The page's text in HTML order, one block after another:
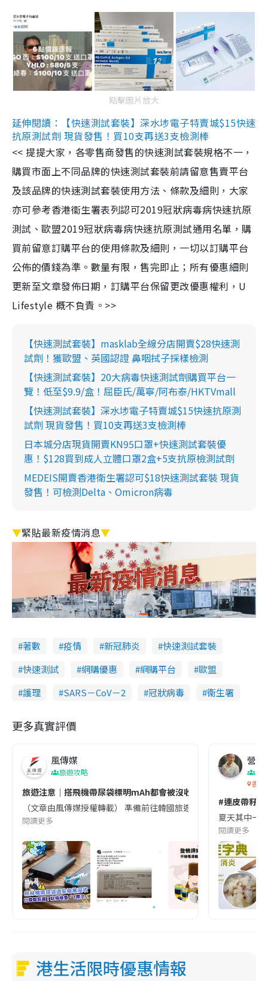
點擊圖片放大
延伸閱讀：【快速測試套裝】深水埗電子特賣城$15快速
抗原測試劑 現貨發售！買10支再送3支檢測棒
<< 提提大家，各零售商發售的快速測試套裝規格不一，
購買市面上不同品牌的快速測試套裝前請留意售賣平台
及該品牌的快速測試套裝使用方法、條款及細則，大家
亦可參考香港衞生署表列認可2019冠狀病毒病快速抗原
測試、歐盟2019冠狀病毒病快速抗原測試通用名單，購
買前留意訂購平台的使用條款及細則，一切以訂購平台
公佈的價錢為準。數量有限，售完即止；所有優惠細則
更新至文章發佈日期，訂購平台保留更改優惠權利，U
Lifestyle 概不負責。>>
【快速測試套裝】masklab全線分店開賣$28快速測
試劑！獲歐盟、英國認證 鼻咽拭子採樣檢測
【快速測試套裝】20大病毒快速測試劑購買平台一
覽！低至$9.9/盒！屈臣氏/萬寧/阿布泰/HKTVmall
【快速測試套裝】深水埗電子特賣城$15快速抗原測
試劑 現貨發售！買10支再送3支檢測棒
日本城分店現貨開賣KN95口罩+快速測試套裝優
惠！$128買到成人立體口罩2盒+5支抗原檢測試劑
MEDEIS開賣香港衛生署認可$18快速測試套裝 現貨
發售！可檢測Delta、Omicron病毒
▼緊貼最新疫情消息▼
著數 疫情 新冠肺炎
快速測試套裝
快速測試
網購優惠 網購平台
歐盟
護理
SARS－CoV－2 冠狀病毒 衞生署
更多真實評價
風傳媒
旅遊攻略
旅遊注意｜搭飛機帶尿袋標明mAh都會被沒收😱出發前切記檢查
（文章由風傳媒授權轉載） 準備前往韓國旅遊的民眾，近期要
閱讀更多
營養
香港
#連皮帶籽
夏天其中一
閱讀更多
港生活限時優惠情報